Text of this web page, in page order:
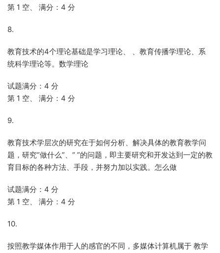
第 1 空、 满分：4 分
8.
教育技术的4个理论基础是学习理论、 、教育传播学理论、系
统科学理论等。数学理论
试题满分：4 分
第 1 空、 满分：4 分
9.
教育技术学层次的研究在于如何分析、解决具体的教育教学问
题，研究“做什么”、“ ”的问题，即主要研究和开发达到一定的教
育目标的各种方法、手段，并努力加以实践。怎么做
试题满分：4 分
第 1 空、 满分：4 分
10.
按照教学媒体作用于人的感官的不同，多媒体计算机属于 教学